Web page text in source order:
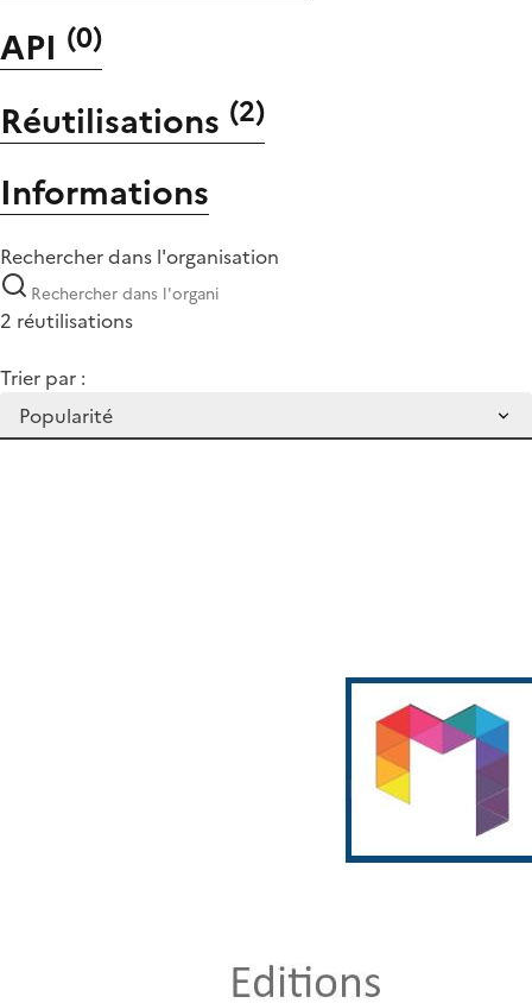
API (0)
Réutilisations (2)
Informations
Rechercher dans l'organisation
2 réutilisations
Trier par :